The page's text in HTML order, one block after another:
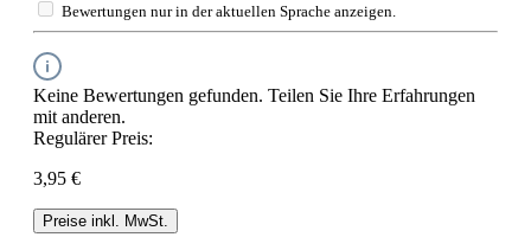
Bewertungen nur in der aktuellen Sprache anzeigen.
Keine Bewertungen gefunden. Teilen Sie Ihre Erfahrungen
mit anderen.
Regulärer Preis:
3,95 €
Preise inkl. MwSt.